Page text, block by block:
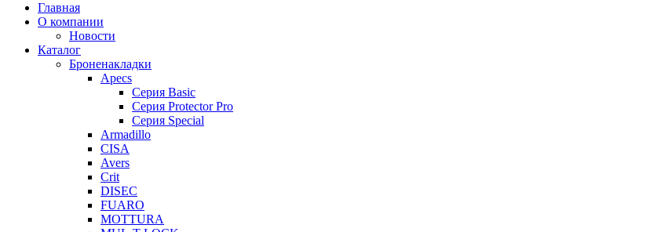
Главная
О компании
Новости
Каталог
Броненакладки
Apecs
Серия Basic
Серия Protector Pro
Серия Special
Armadillo
CISA
Avers
Crit
DISEC
FUARO
MOTTURA